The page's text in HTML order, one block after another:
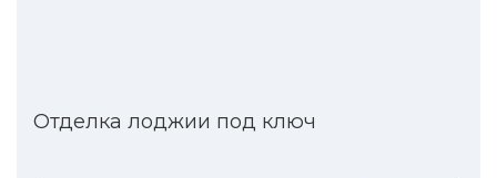
Отделка лоджии под ключ